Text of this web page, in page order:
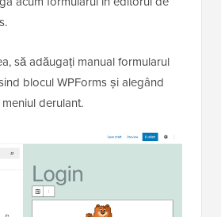
să adăugați manual formularul
blocul WPForms și alegând
derulant.